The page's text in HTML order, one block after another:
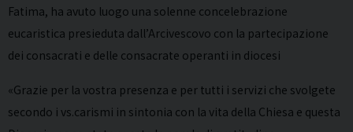
Fatima, ha avuto luogo una solenne concelebrazione
eucaristica presieduta dall’Arcivescovo con la partecipazione
dei consacrati e delle consacrate operanti in diocesi
«Grazie per la vostra presenza e per tutti i servizi che svolgete
secondo i vs.carismi in sintonia con la vita della Chiesa e questa